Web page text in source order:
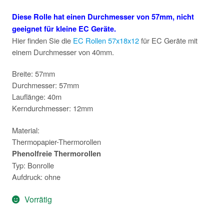
Diese Rolle hat einen Durchmesser von 57mm, nicht
geeignet für kleine EC Geräte.
Hier finden Sie die EC Rollen 57x18x12für EC Geräte mit
einem Durchmesser von 40mm.
Breite: 57mm
Durchmesser: 57mm
Lauflänge: 40m
Kerndurchmesser: 12mm
Material:
Thermopapier-Thermorollen
Phenolfreie Thermorollen
Typ: Bonrolle
Aufdruck: ohne
Vorrätig